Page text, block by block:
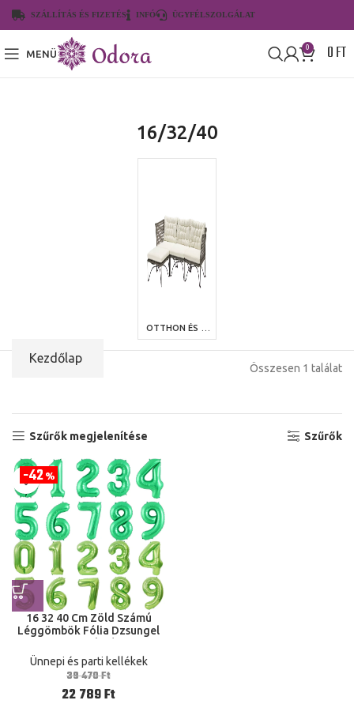
SZÁLLÍTÁS ÉS FIZETÉS INFÓ ÜGYFÉLSZOLGÁLAT
MENÜ
0 0FT
16/32/40
Kezdőlap
Összesen 1 találat
Szűrők megjelenítése Szűrők
42%
16 32 40 Cm Zöld Számú
Léggömbök Fólia Dzsungel
Léggömb Parti Ballon 0 1 2 3
5 6 7 8 9 Lufi Labdák
Ünnepi és parti kellékek
39 470Ft
22 789Ft